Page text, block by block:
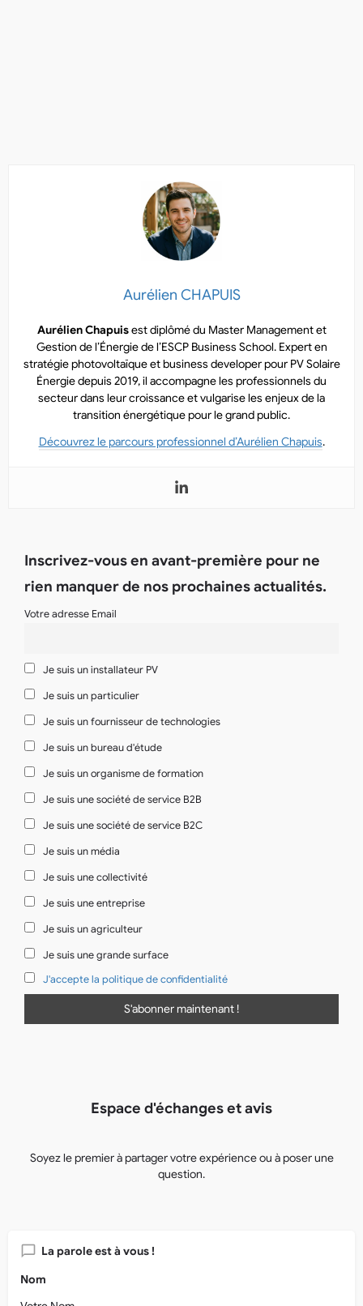
Aurélien CHAPUIS
Aurélien Chapuisest diplômé du Master Management et
Gestion de l’Énergie de l’ESCP Business School. Expert en
stratégie photovoltaïque et business developer pour PV Solaire
Énergie depuis 2019, il accompagne les professionnels du
secteur dans leur croissance et vulgarise les enjeux de la
transition énergétique pour le grand public.
Découvrez le parcours professionnel d’Aurélien Chapuis.
Inscrivez-vous en avant-première pour ne
rien manquer de nos prochaines actualités.
Votre adresse Email
Je suis un installateur PV
Je suis un particulier
Je suis un fournisseur de technologies
Je suis un bureau d'étude
Je suis un organisme de formation
Je suis une société de service B2B
Je suis une société de service B2C
Je suis un média
Je suis une collectivité
Je suis une entreprise
Je suis un agriculteur
Je suis une grande surface
J'accepte la politique de confidentialité
Espace d'échanges et avis
Soyez le premier à partager votre expérience ou à poser une
question.
La parole est à vous !
Nom